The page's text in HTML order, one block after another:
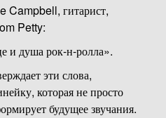
Campbell, гитарист,
Petty:
и душа рок-н-ролла».
эти слова,
которая не просто
будущее звучания.